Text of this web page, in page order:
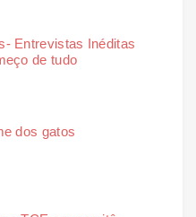
Entrevistas Inéditas
de tudo
dos gatos